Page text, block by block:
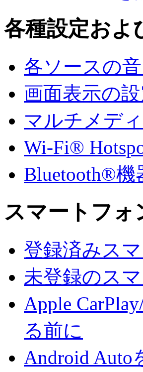
各種設定およ
各ソースの
画面表示の
マルチメデ
Wi-Fi®
Bluetooth®
スマートフォ
登録済みス
未登録のス
Apple
る前に
Android Auto